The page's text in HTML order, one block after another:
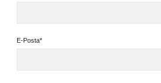
E-Posta*